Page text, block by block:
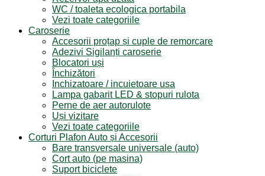
WC / toaleta ecologica portabila
Vezi toate categoriile
Caroserie
Accesorii proțap și cuple de remorcare
Adezivi Sigilanți caroserie
Blocatori uși
Închizători
Inchizatoare / incuietoare usa
Lampa gabarit LED & stopuri rulota
Perne de aer autorulote
Uși vizitare
Vezi toate categoriile
Corturi Plafon Auto și Accesorii
Bare transversale universale (auto)
Cort auto (pe masina)
Suport biciclete